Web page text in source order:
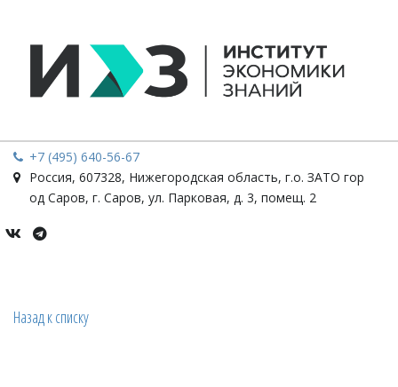
+7 (495) 640-56-67
Россия, 607328, Нижегородская область, г.о. ЗАТО гор
од Саров, г. Саров, ул. Парковая, д. 3, помещ. 2
Назад к списку